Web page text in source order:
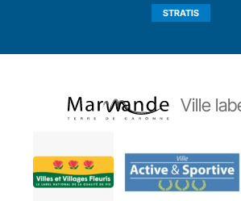
STRATIS
Ville